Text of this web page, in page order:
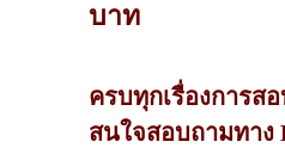
บาท
ครบทุกเรื่องการส
สนใจสอบถามทาง